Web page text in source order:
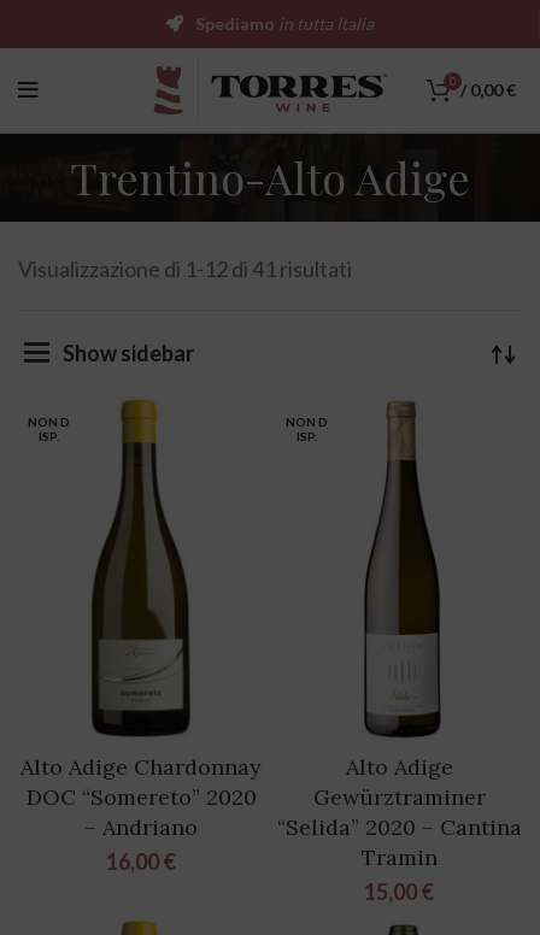
0 / 0,00€
Trentino-Alto Adige
Visualizzazione di 1-12 di 41 risultati
Show sidebar
NON D
ISP.
Alto Adige Chardonnay
DOC “Somereto” 2020
– Andriano
16,00€
NON D
ISP.
Alto Adige
Gewürztraminer
“Selida” 2020 – Cantina
Tramin
15,00€
Spediamo in tutta Italia